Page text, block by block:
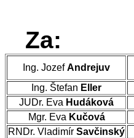
Za:
Ing. JozefAndrejuv
Ing. Štefan Eller
JUDr. Eva Hudáková
Mgr. Eva Kučová
RNDr. Vladimír Savčinský